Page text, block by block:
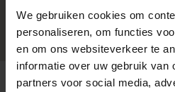
We gebruiken cookies om
personaliseren, om functies
en om ons websiteverkeer te
informatie over uw gebruik van
partners voor social media,
0341-760088 Neem